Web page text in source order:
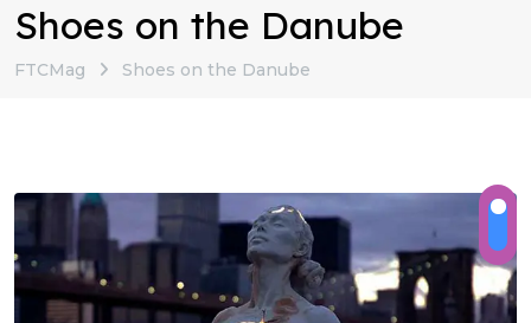
Shoes on the Danube
FTCMag Shoes on the Danube